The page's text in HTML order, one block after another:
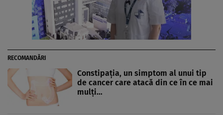
RECOMANDĂRI
Constipaţia, un simptom al unui tip
de cancer care atacă din ce în ce mai
mulţi…